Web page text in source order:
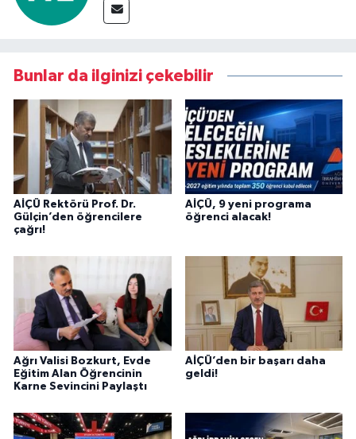
Bunlar da ilginizi çekebilir
AİÇÜ Rektörü Prof. Dr.
Gülçin’den öğrencilere
çağrı!
AİÇÜ, 9 yeni programa
öğrenci alacak!
Ağrı Valisi Bozkurt, Evde
Eğitim Alan Öğrencinin
Karne Sevincini Paylaştı
AİÇÜ’den bir başarı daha
geldi!